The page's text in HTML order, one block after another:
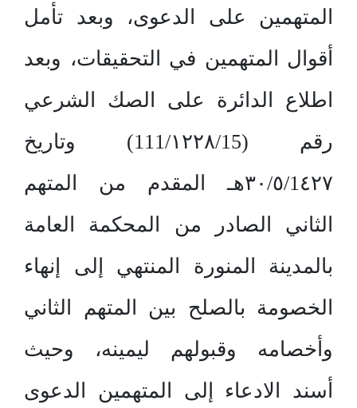
المتهمين على الدعوى، وبعد تأمل
أقوال المتهمين في التحقيقات، وبعد
اطلاع الدائرة على الصك الشرعي
رقم (111/١٢٢٨/15) وتاريخ
٣٠/٥/1٤٢٧هـ المقدم من المتهم
الثاني الصادر من المحكمة العامة
بالمدينة المنورة المنتهي إلى إنهاء
الخصومة بالصلح بين المتهم الثاني
وأخصامه وقبولهم ليمينه، وحيث
أسند الادعاء إلى المتهمين الدعوى